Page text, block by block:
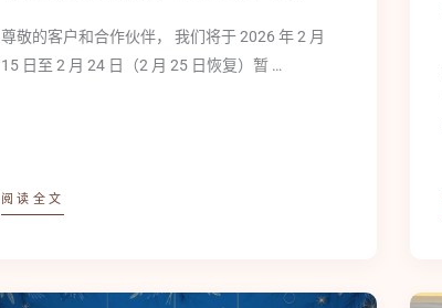
尊敬的客户和合作伙伴， 我们将于 2026 年 2 月
15 日至 2 月 24 日（2 月 25 日恢复）暂 …
阅读全文